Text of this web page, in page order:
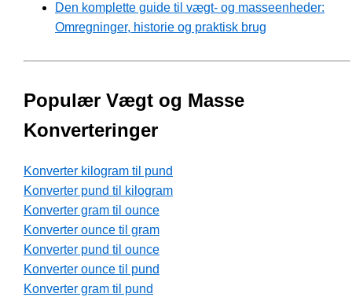
Den komplette guide til vægt- og masseenheder:
Omregninger, historie og praktisk brug
Populær Vægt og Masse
Konverteringer
Konverter kilogram til pund
Konverter pund til kilogram
Konverter gram til ounce
Konverter ounce til gram
Konverter pund til ounce
Konverter ounce til pund
Konverter gram til pund